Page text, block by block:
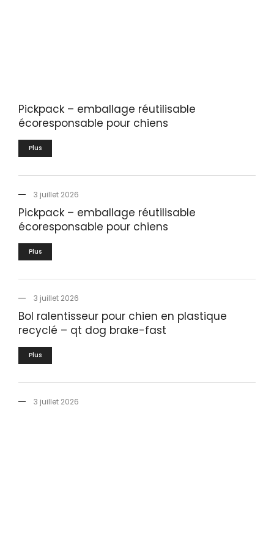
Pickpack – emballage réutilisable
écoresponsable pour chiens
Plus
3 juillet 2026
Pickpack – emballage réutilisable
écoresponsable pour chiens
Plus
3 juillet 2026
Bol ralentisseur pour chien en plastique
recyclé – qt dog brake-fast
Plus
3 juillet 2026